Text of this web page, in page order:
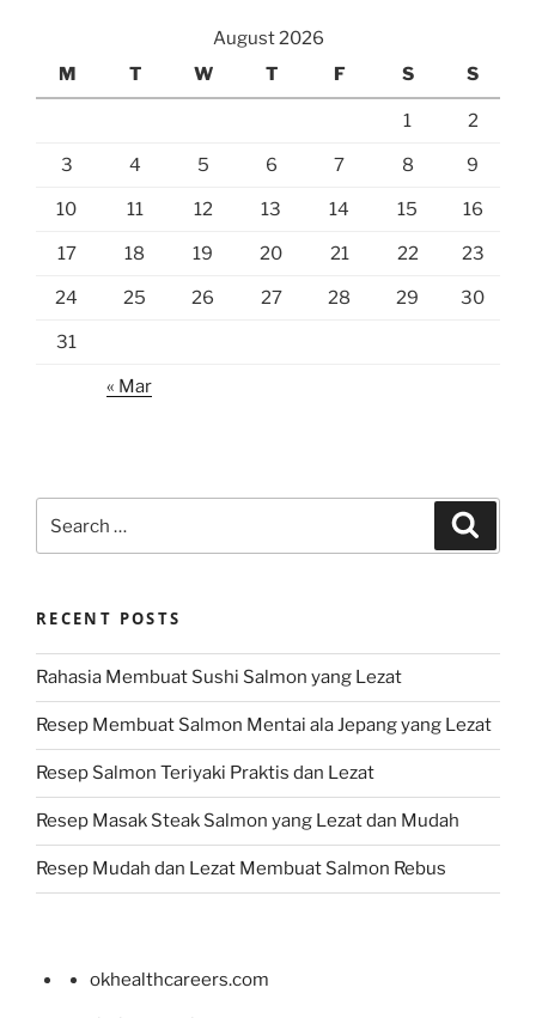
August 2026
M
T W T F S S
1 2
3 4 5 6 7 8 9
10 11 12 13 14 15 16
17 18 19 20 21 22 23
24 25 26 27 28 29 30
31
« Mar
for:
RECENT POSTS
Rahasia Membuat Sushi Salmon yang Lezat
Resep Membuat Salmon Mentai ala Jepang yang Lezat
Resep Salmon Teriyaki Praktis dan Lezat
Resep Masak Steak Salmon yang Lezat dan Mudah
Resep Mudah dan Lezat Membuat Salmon Rebus
okhealthcareers.com